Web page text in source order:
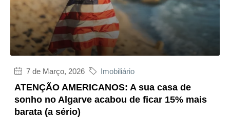
7 de Março, 2026 Imobiliário
ATENÇÃO AMERICANOS: A sua casa de
sonho no Algarve acabou de ficar 15% mais
barata (a sério)